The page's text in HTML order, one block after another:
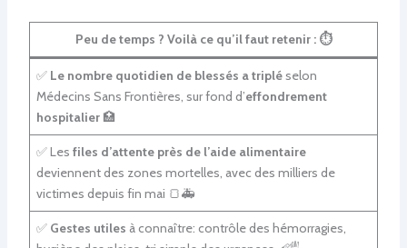
Peu de temps ? Voilà ce qu’il faut retenir :⏱️
✅ Le nombre quotidien de blessés a tripléselon
Médecins Sans Frontières, sur fond d’effondrement
hospitalier🏥
✅ Les files d’attente près de l’aide alimentaire
deviennent des zones mortelles, avec des milliers de
victimes depuis fin mai 🍞🚑
✅ Gestes utiles à connaître: contrôle des hémorragies,